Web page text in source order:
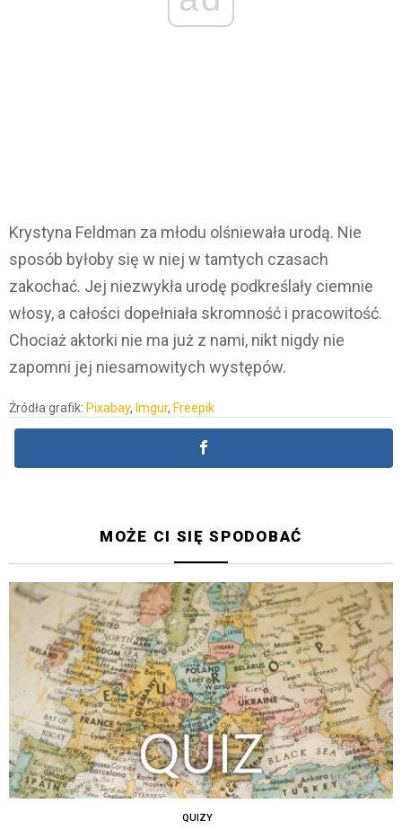
Krystyna Feldman za młodu olśniewała urodą. Nie
sposób byłoby się w niej w tamtych czasach
zakochać. Jej niezwykła urodę podkreślały ciemnie
włosy, a całości dopełniała skromność i pracowitość.
Chociaż aktorki nie ma już z nami, nikt nigdy nie
zapomni jej niesamowitych występów.
Źródła grafik: Pixabay, Imgur, Freepik
MOŻE CI SIĘ SPODOBAĆ
QUIZY